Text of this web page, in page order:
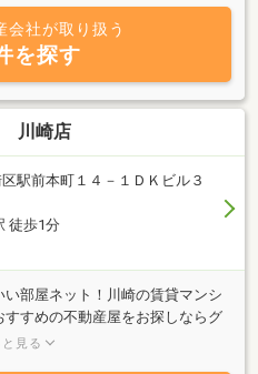
会社が取り扱う
を探す
川崎店
駅前本町１４－１ＤＫビル３
徒歩1分
部屋ネット！川崎の賃貸マンシ
すめの不動産屋をお探しならグ
応のサポート体制で、あなたに
と見る